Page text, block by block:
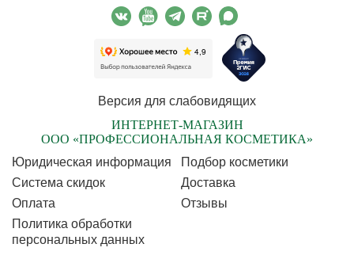
Версия для слабовидящих
ИНТЕРНЕТ-МАГАЗИН
ООО «ПРОФЕССИОНАЛЬНАЯ КОСМЕТИКА»
Юридическая информация
Подбор косметики
Cистема скидок
Доставка
Оплата
Отзывы
Политика обработки
персональных данных